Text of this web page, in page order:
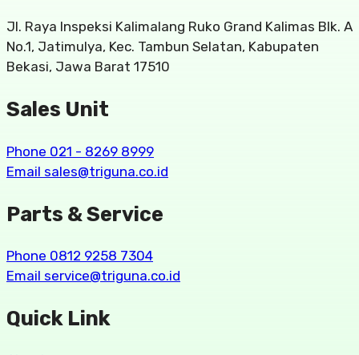
Jl. Raya Inspeksi Kalimalang Ruko Grand Kalimas Blk. A
No.1, Jatimulya, Kec. Tambun Selatan, Kabupaten
Bekasi, Jawa Barat 17510
Sales Unit
Phone 021 - 8269 8999
Email sales@triguna.co.id
Parts & Service
Phone 0812 9258 7304
Email service@triguna.co.id
Quick Link